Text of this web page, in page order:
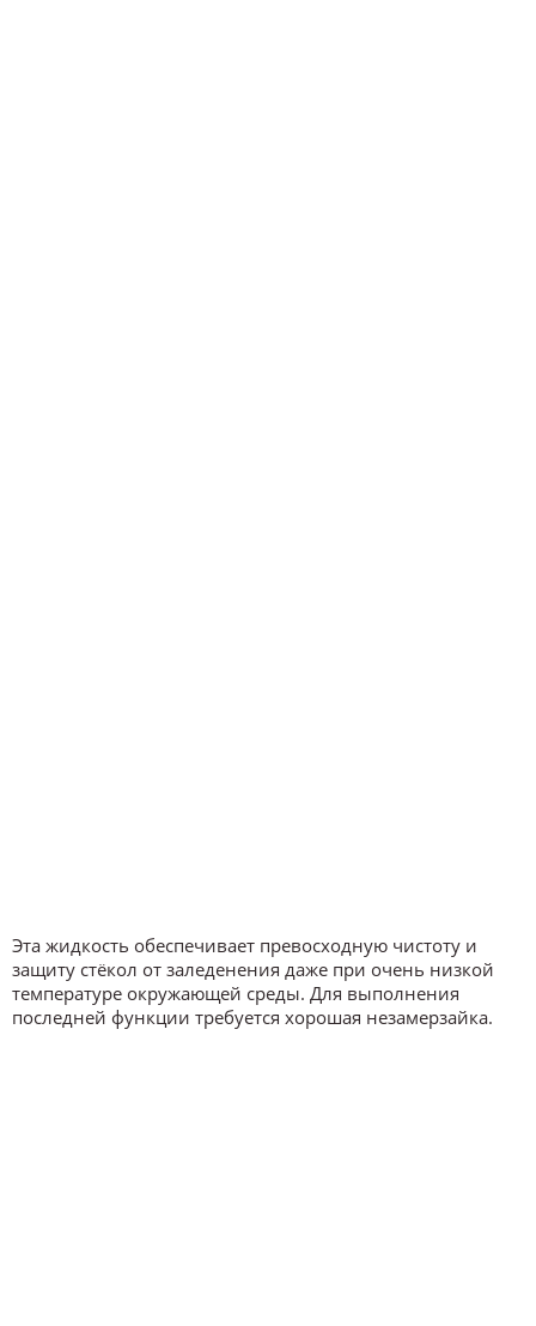
Эта жидкость обеспечивает превосходную чистоту и
защиту стёкол от заледенения даже при очень низкой
температуре окружающей среды. Для выполнения
последней функции требуется хорошая незамерзайка.